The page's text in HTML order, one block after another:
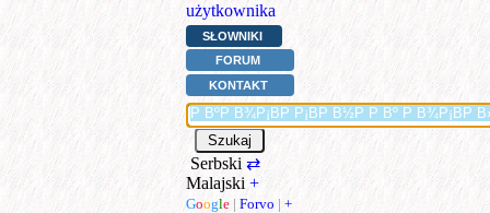
użytkownika
SŁOWNIKI
FORUM
KONTAKT
Serbski ⇄
Malajski +
Google | Forvo | +